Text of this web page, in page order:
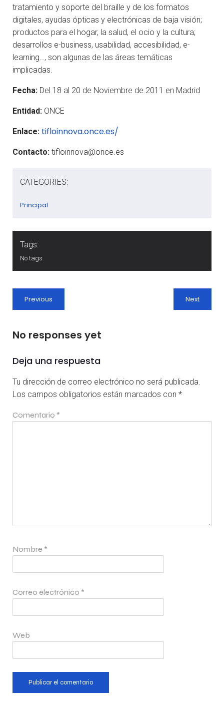
tratamiento y soporte del braille y de los formatos
digitales, ayudas ópticas y electrónicas de baja visión;
productos para el hogar, la salud, el ocio y la cultura;
desarrollos e-business, usabilidad, accesibilidad, e-
learning…, son algunas de las áreas temáticas
implicadas.
Fecha: Del 18 al 20 de Noviembre de 2011 en Madrid
Entidad: ONCE
Enlace: tifloinnova.once.es/
Contacto: tifloinnova@once.es
CATEGORIES:
Principal
Tags:
No tags
Previous Next
No responses yet
Deja una respuesta
Tu dirección de correo electrónico no será publicada.
Los campos obligatorios están marcados con *
Comentario *
Nombre *
Correo electrónico *
Web